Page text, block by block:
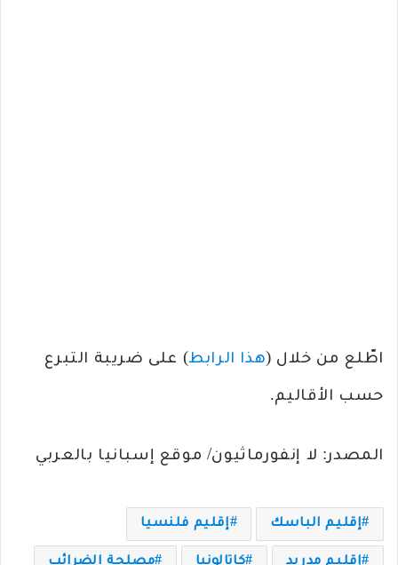
اطّلع من خلال (هذا الرابط) على ضريبة التبرع
حسب الأقاليم.
المصدر: لا إنفورماثيون/ موقع إسبانيا بالعربي
إقليم الباسك إقليم فلنسيا
إقليم مدريد كاتالونيا مصلحة الضرائب